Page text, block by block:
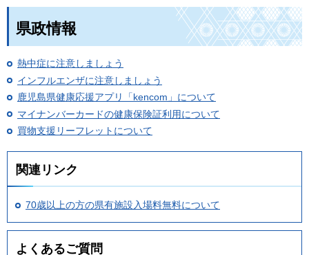
県政情報
熱中症に注意しましょう
インフルエンザに注意しましょう
鹿児島県健康応援アプリ「kencom」について
マイナンバーカードの健康保険証利用について
買物支援リーフレットについて
関連リンク
70歳以上の方の県有施設入場料無料について
よくあるご質問